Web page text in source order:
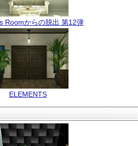
Roomからの脱出 第12弾
ELEMENTS